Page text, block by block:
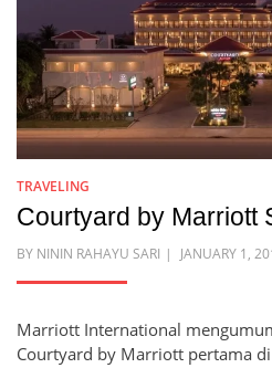
TRAVELING
Courtyard by Marriott
BY NININ RAHAYU SARI
POSTED
JANUARY 1,
Marriott International
Courtyard by Marriott pertama